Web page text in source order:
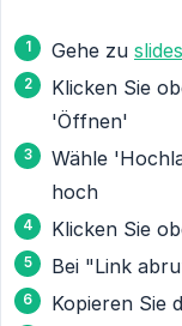
Gehe zu
Klicken Sie
'Öffnen'
Wähle
hoch
Klicken Sie
Bei "Link
Kopieren Sie